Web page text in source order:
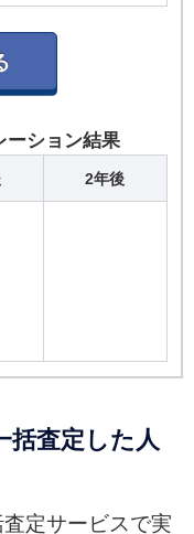
ーション結果
2年後
括査定した人
定サービスで実